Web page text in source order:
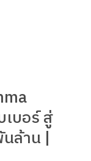
บอร์ สู่
ล้าน |